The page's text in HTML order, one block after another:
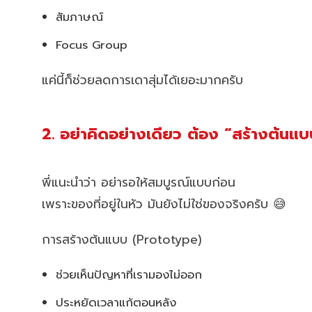
สัมภาษณ์
Focus Group
แค่นี้ก็ช่วยลดการเดาสุ่มได้เยอะมากครับ
2. อย่าคิดอย่างเดียว ต้อง “สร้างต้นแ
พี่แนะนำว่า อย่ารอให้สมบูรณ์แบบก่อน
เพราะของที่อยู่ในหัว มันยังไม่ใช่ของจริงครับ 😅
การสร้างต้นแบบ (Prototype)
ช่วยเห็นปัญหาที่เรามองไม่ออก
ประหยัดเวลาแก้ตอนหลัง